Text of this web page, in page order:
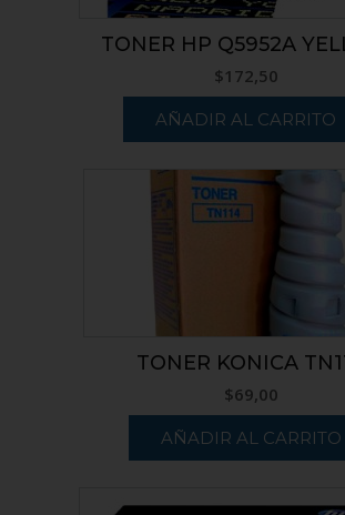
TONER HP Q5952A
$172,50
AÑADIR AL CARRITO
TONER KONICA
$69,00
AÑADIR AL CARRITO